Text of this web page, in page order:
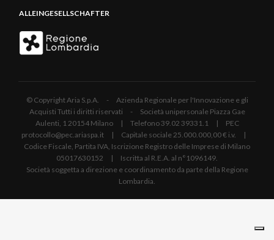
ALLEINGESELLSCHAFTER
© Copyright Aria S.p.A. - Azienda Regionale per l'Innovazione e gli
Acquisti Tutti i diritti riservati - Società unipersonale Piazza Gae
Aulenti, 1 20154 Milano | Telefono 39.02 39331.1 | PEC
protocollo@pec.ariaspa.it | Capitale sociale 25.000.000,00 € i.v. |
Codice Fiscale, Partita IVA, Iscrizione Registro delle Imprese di Milano
05017630152 | Iscritta al R.E.A. al n°1096149.
Società soggetta a direzione e coordinamento da parte della Regione
Lombardia.